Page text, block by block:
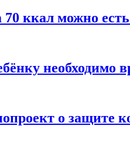
ккал можно
необходимо
о